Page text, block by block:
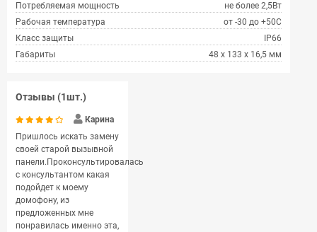
Потребляемая мощность
не более 2,5Вт
Рабочая температура
от -30 до +50С
Класс защиты
IP66
Габариты
48 x 133 x 16,5 мм
Отзывы (1шт.)
Карина
Пришлось искать замену
своей старой вызывной
панели.Проконсультировалась
с консультантом какая
подойдет к моему
домофону, из
предложенных мне
понравилась именно эта,